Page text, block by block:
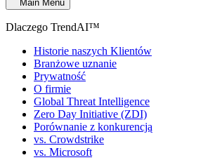
Main Menu
Dlaczego TrendAI™
Historie naszych Klientów
Branżowe uznanie
Prywatność
O firmie
Global Threat Intelligence
Zero Day Initiative (ZDI)
Porównanie z konkurencją
vs. Crowdstrike
vs. Microsoft